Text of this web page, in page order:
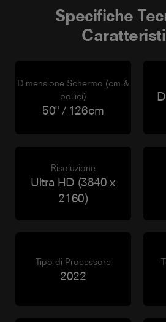
Specifiche
Dimensione Schermo (cm &
pollici)
50" / 126cm
Risoluzione
Ultra HD (3840 x
2160)
Tipo di Processore
2022